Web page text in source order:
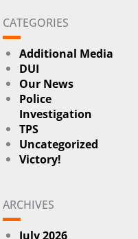
CATEGORIES
Additional Media
DUI
Our News
Police
Investigation
TPS
Uncategorized
Victory!
ARCHIVES
July 2026